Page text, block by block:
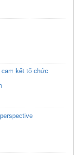
cam kết tổ chức